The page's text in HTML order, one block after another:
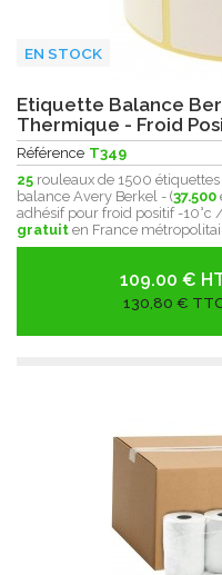
EN STOCK
Etiquette Balance
Thermique - Froid
Référence T349
25 rouleaux de 1500
balance Avery Berkel - (37.500
adhésif pour froid positif -10°c
gratuit en France
109.00 €
130,80 €